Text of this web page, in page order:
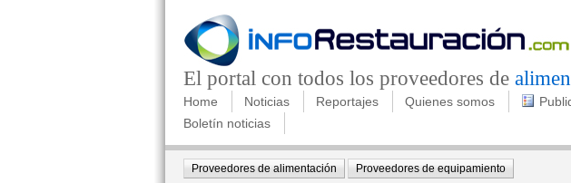
El portal con todos los proveedores de
Home Noticias Reportajes Quienes somos
Boletín noticias
Proveedores de alimentación
Proveedores de equipamiento